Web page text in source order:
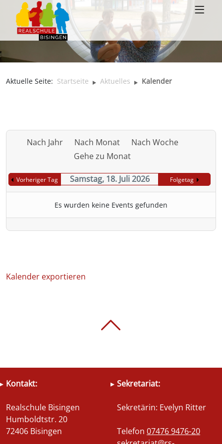
Aktuelle Seite: Startseite Aktuelles Kalender
Nach Jahr Nach Monat
Nach Woche
Gehe zu Monat
Vorheriger Tag Samstag, 18. Juli 2026 Folgetag
Es wurden keine Events gefunden
Kalender exportieren
Kontakt:
Realschule Bisingen
Humboldtstr. 20
72406 Bisingen
Sekretariat:
Sekretärin: Evelyn Ritter
Telefon 07476 9476-20